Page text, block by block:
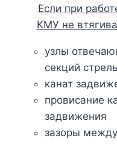
Если при
КМУ не
узлы
секций
канат
провисание
задвижения
зазоры